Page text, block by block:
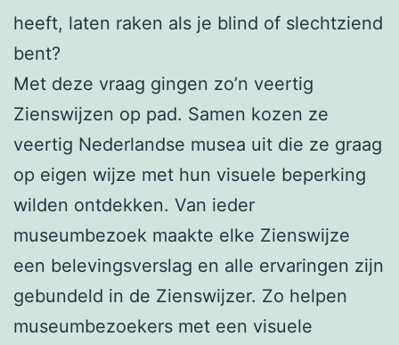
heeft, laten raken als je blind of slechtziend
bent?
Met deze vraag gingen zo’n veertig
Zienswijzen op pad. Samen kozen ze
veertig Nederlandse musea uit die ze graag
op eigen wijze met hun visuele beperking
wilden ontdekken. Van ieder
museumbezoek maakte elke Zienswijze
een belevingsverslag en alle ervaringen zijn
gebundeld in de Zienswijzer. Zo helpen
museumbezoekers met een visuele